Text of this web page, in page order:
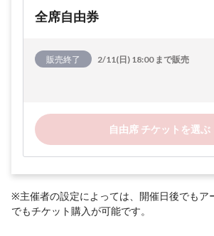
全席自由券
販売終了 2/11(日) 18:00 まで販売
自由席 チケットを選ぶ
※主催者の設定によっては、開催日後でもア
でもチケット購入が可能です。